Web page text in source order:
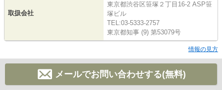
取扱会社
東京都渋谷区笹塚２丁目16-2 ASP笹
塚ビル
TEL:03-5333-2757
東京都知事 (9) 第53079号
情報の見方
メールでお問い合わせする(無料)